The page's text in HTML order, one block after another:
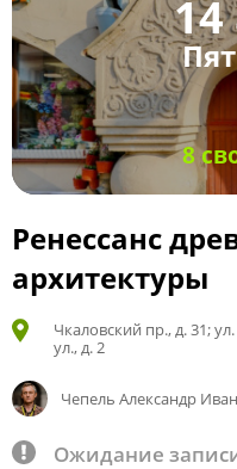
14
8
Ренессанс
архитектуры
Чкаловский пр., д. 31;
ул., д. 2
Чепель Александр
Ожидание